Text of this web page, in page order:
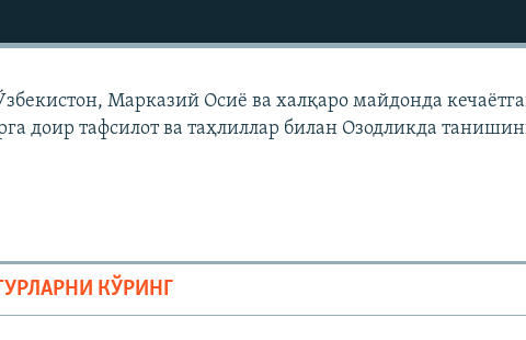
Марказий Осиë ва халқаро майдонда
доир тафсилот ва таҳлиллар билан Озодликда
КЎРИНГ